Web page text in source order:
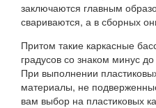
заключаются главным
свариваются, а в сборных
Притом такие каркасные
градусов со знаком минус
При выполнении
материалы, не
вам выбор на пластиковых